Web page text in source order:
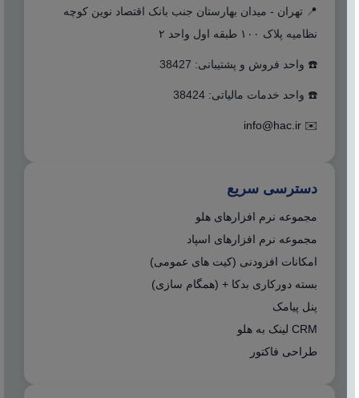
📍 تهران - میدان بهارستان جنب بانک اقتصاد نوین کوچه
نظامیه پلاک ۱۰۰ طبقه اول واحد ۲
☎️ واحد فروش و پشتیبانی: 38427
☎️ واحد خدمات مالیاتی: 38424
✉️
info@hac.ir
دسترسی سریع
مجموعه نرم افزارهای هلو
مجموعه نرم افزارهای اسپاد
امکانات افزودنی (کیت های عمومی)
بسته دورکاری بدکا + (همگام سازی)
پنل پیامک
CRM لینک به هلو
طراحی فاکتور